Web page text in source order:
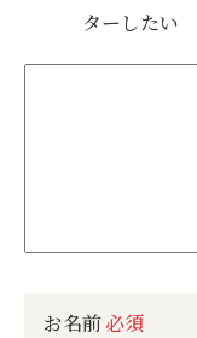
ターしたい
お名前必須